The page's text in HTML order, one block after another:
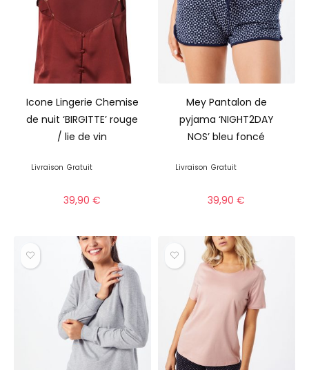
Icone Lingerie Chemise
de nuit ‘BIRGITTE’ rouge
/ lie de vin
Livraison Gratuit
39,90€
Mey Pantalon de
pyjama ‘NIGHT2DAY
NOS’ bleu foncé
Livraison Gratuit
39,90€